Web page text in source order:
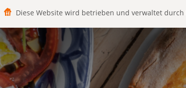
Diese Website wird betrieben und verwaltet durch